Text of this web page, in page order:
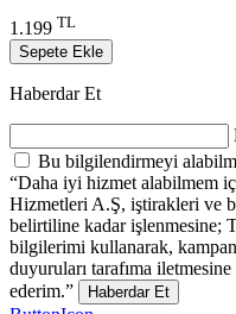
1.199 TL
Sepete Ekle
Haberdar Et
Bu bilgilendirmeyi
“Daha iyi hizmet alabilmem
Hizmetleri A.Ş, iştirakleri ve
belirtiline kadar işlenmesine;
bilgilerimi kullanarak,
duyuruları tarafıma
ederim.”
Haberdar Et